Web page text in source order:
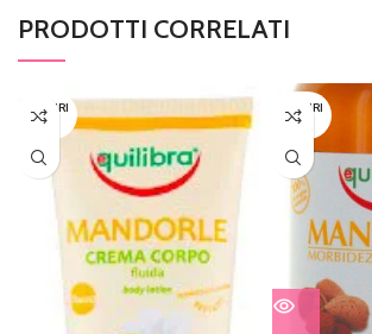
PRODOTTI CORRELATI
ESAURI
TO
ESAURI
TO